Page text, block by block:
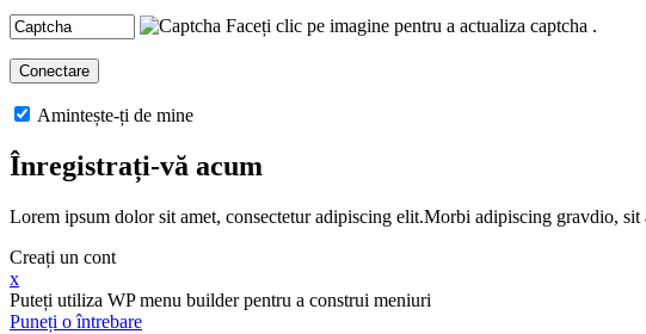
Faceți clic pe imagine pentru a actualiza captcha .
Amintește-ți de mine
Înregistrați-vă acum
Lorem ipsum dolor sit amet, consectetur adipiscing elit.Morbi adipiscing gravdio,
Creați un cont
x
Puteți utiliza WP menu builder pentru a construi meniuri
Puneți o întrebare